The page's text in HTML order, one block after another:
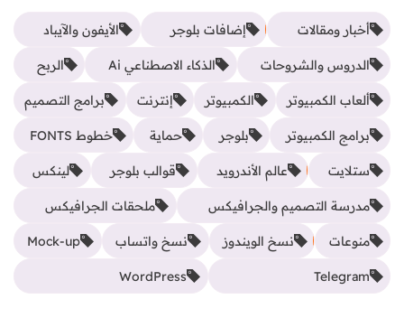
أخبار ومقالات إضافات بلوجر الأيفون والآيباد
الدروس والشروحات الذكاء الاصطناعي Ai الربح
ألعاب الكمبيوتر الكمبيوتر إنترنت برامج التصميم
برامج الكمبيوتر بلوجر حماية خطوط FONTS
ستلايت عالم الأندرويد قوالب بلوجر لينكس
مدرسة التصميم والجرافيكس ملحقات الجرافيكس
منوعات نسخ الويندوز نسخ واتساب Mock-up
Telegram
WordPress